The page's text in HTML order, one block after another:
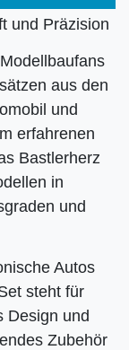
und Präzision
aus den
und
erfahrenen
Bastlerherz
in
und
Autos
steht für
Design und
Zubehör